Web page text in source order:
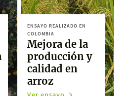
ENSAYO REALIZADO EN
COLOMBIA
Mejora de la
producción y
calidad en
arroz